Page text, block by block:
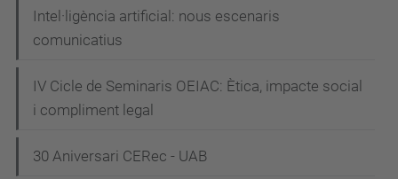
-
a
Intel·ligència artificial: nous escenaris
comunicatius
IV Cicle de Seminaris OEIAC: Ètica, impacte social
i compliment legal
30 Aniversari CERec - UAB